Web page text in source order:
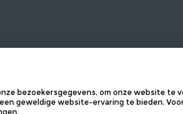
bezoekersgegevens, om onze website te
geweldige website-ervaring te bieden.
CONTACT